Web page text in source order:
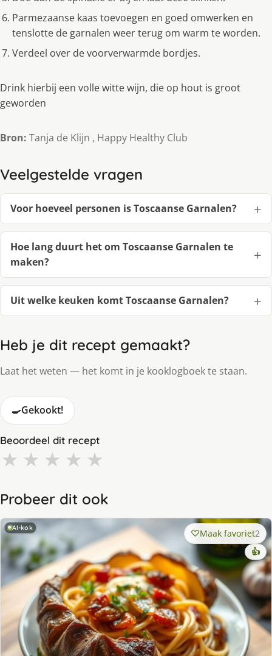
Parmezaanse kaas toevoegen en goed omwerken en
tenslotte de garnalen weer terug om warm te worden.
Verdeel over de voorverwarmde bordjes.
Drink hierbij een volle witte wijn, die op hout is groot
geworden
Bron: Tanja de Klijn , Happy Healthy Club
Veelgestelde vragen
Voor hoeveel personen is Toscaanse Garnalen?
Hoe lang duurt het om Toscaanse Garnalen te
maken?
Uit welke keuken komt Toscaanse Garnalen?
Heb je dit recept gemaakt?
Laat het weten — het komt in je kooklogboek te staan.
🍳Gekookt!
Beoordeel dit recept
★ ★ ★ ★ ★
Probeer dit ook
AI-kok Maak favoriet2
👍